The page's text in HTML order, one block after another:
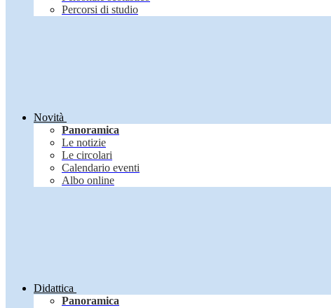
Percorsi di studio
Novità
Panoramica
Le notizie
Le circolari
Calendario eventi
Albo online
Didattica
Panoramica